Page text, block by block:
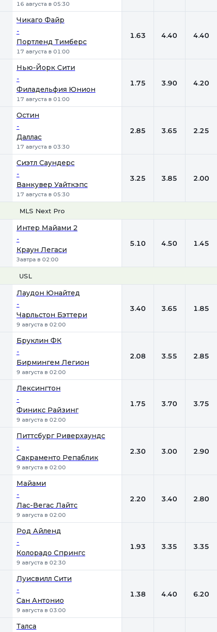
16 августа в 05:30
Чикаго Файр
-
Портленд Тимберс
17 августа в 01:00
1.63 4.40 4.40
Нью-Йорк Сити
-
Филадельфия Юнион
17 августа в 01:00
1.75 3.90 4.20
Остин
-
Даллас
17 августа в 03:30
2.85 3.65 2.25
Сиэтл Саундерс
-
Ванкувер Уайткэпс
17 августа в 05:30
3.25 3.85 2.00
MLS Next Pro
Интер Майами 2
-
Краун Легаси
Завтра в 02:00
5.10 4.50 1.45
USL
Лаудон Юнайтед
-
Чарльстон Бэттери
9 августа в 02:00
3.40 3.65 1.85
Бруклин ФК
-
Бирмингем Легион
9 августа в 02:00
2.08 3.55 2.85
Лексингтон
-
Финикс Райзинг
9 августа в 02:00
1.75 3.70 3.75
Питтсбург Риверхаундс
-
Сакраменто Репаблик
9 августа в 02:00
2.30 3.00 2.90
Майами
-
Лас-Вегас Лайтс
9 августа в 02:00
2.20 3.40 2.80
Род Айленд
-
Колорадо Спрингс
9 августа в 02:30
1.93 3.35 3.35
Луисвилл Сити
-
Сан Антонио
9 августа в 03:00
1.38 4.40 6.20
Талса